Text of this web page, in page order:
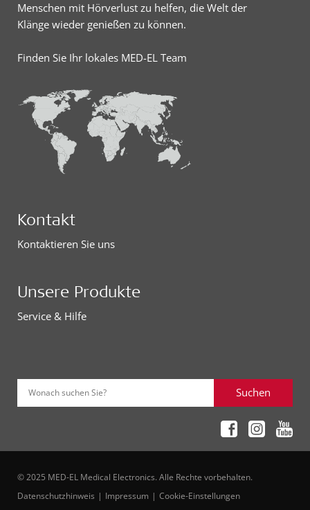
Menschen mit Hörverlust zu helfen, die Welt der
Klänge wieder genießen zu können.
Finden Sie Ihr lokales MED-EL Team
Kontakt
Kontaktieren Sie uns
Unsere Produkte
Service & Hilfe
Wonach suchen Sie? Suchen
© 2025 MED-EL Medical Electronics. Alle Rechte vorbehalten.
Datenschutzhinweis
Impressum Cookie-Einstellungen